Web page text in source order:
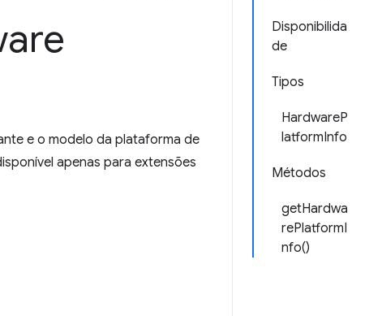
Disponibilida
de
Tipos
HardwareP
latformInfo
Métodos
getHardwa
rePlatformI
nfo()
e o modelo da plataforma de
apenas para extensões